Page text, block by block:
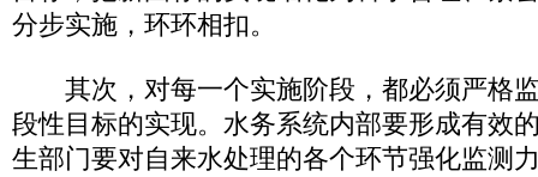
分步实施，环环相扣。
其次，对每一个实施阶段，都必须严格
段性目标的实现。水务系统内部要形成有效
生部门要对自来水处理的各个环节强化监测